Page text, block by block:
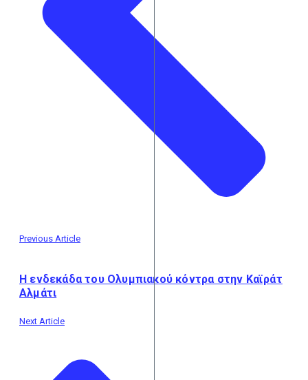
Previous Article
Η ενδεκάδα του Ολυμπιακού κόντρα στην Καϊράτ
Αλμάτι
Next Article